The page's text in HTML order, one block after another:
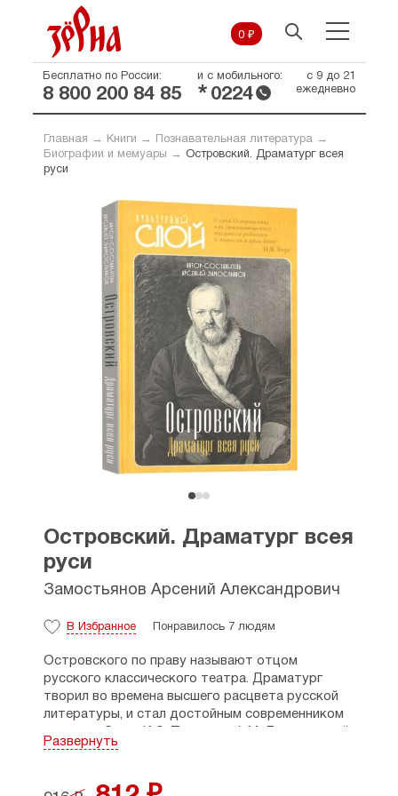
0 ₽
Бесплатно по России:
8 800 200 84 85
и с мобильного:
* 0224
с 9 до 21
ежедневно
Главная → Книги → Познавательная литература→
Биографии и мемуары → Островский. Драматург всея
руси
Островский. Драматург всея
руси
Замостьянов Арсений Александрович
В Избранное Понравилось 7 людям
Островского по праву называют отцом
русского классического театра. Драматург
творил во времена высшего расцвета русской
литературы, и стал достойным современником
Л.Н. Толстой. Как менялись политические,
влияние на современников и потомков оказали
Развернуть